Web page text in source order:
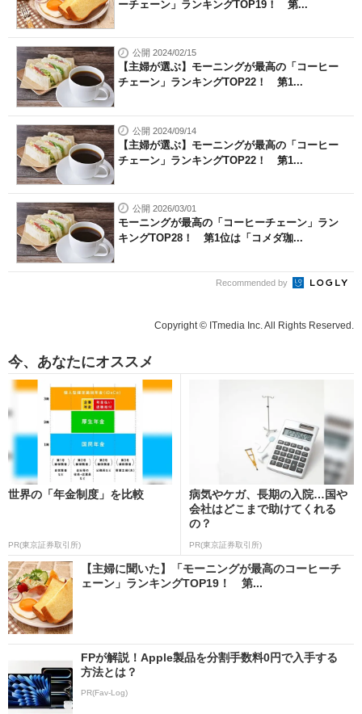
ーチェーン」ランキングTOP19！ 第...
公開 2024/02/15
【主婦が選ぶ】モーニングが最高の「コーヒー
チェーン」ランキングTOP22！ 第1...
公開 2024/09/14
【主婦が選ぶ】モーニングが最高の「コーヒー
チェーン」ランキングTOP22！ 第1...
公開 2026/03/01
モーニングが最高の「コーヒーチェーン」ラン
キングTOP28！ 第1位は「コメダ珈...
Recommended by
Copyright © ITmedia Inc. All Rights Reserved.
今、あなたにオススメ
世界の「年金制度」を比較
PR(東京証券取引所)
病気やケガ、長期の入院…国や
会社はどこまで助けてくれる
の？
PR(東京証券取引所)
【主婦に聞いた】「モーニングが最高のコーヒーチ
ェーン」ランキングTOP19！ 第...
FPが解説！Apple製品を分割手数料0円で入手する
方法とは？
PR(Fav-Log)